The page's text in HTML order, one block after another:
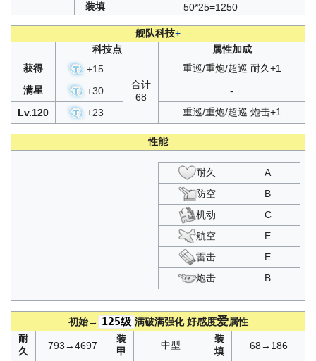
装填
50*25=1250
舰队科技+
科技点
属性加成
获得
+15
合计
68
重巡/重炮/超巡 耐久+1
满星
+30
-
Lv.120
+23 重巡/重炮/超巡 炮击+1
性能
耐久
A
防空
B
机动
C
航空
E
雷击
E
炮击
B
初始→ 125级 满破满强化好感度爱属性
耐
久
793→4697
装
甲
中型
装
填
68→186